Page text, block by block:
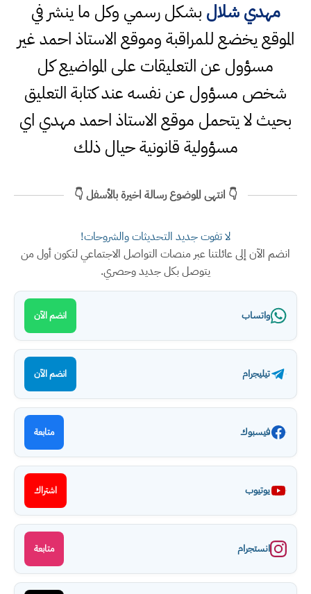
مهدي شلال بشكل رسمي وكل ما ينشر في
الموقع يخضع للمراقبة وموقع الاستاذ احمد غير
مسؤول عن التعليقات على المواضيع كل
شخص مسؤول عن نفسه عند كتابة التعليق
بحيث لا يتحمل موقع الاستاذ احمد مهدي اي
مسؤولية قانونية حيال ذلك
👇 انتهى الموضوع رسالة اخيرة بالأسفل 👇
لا تفوت جديد التحديثات والشروحات!
انضم الآن إلى عائلتنا عبر منصات التواصل الاجتماعي لتكون أول من
يتوصل بكل جديد وحصري.
واتساب انضم الآن
تيليجرام انضم الآن
فيسبوك متابعة
يوتيوب اشتراك
انستجرام متابعة